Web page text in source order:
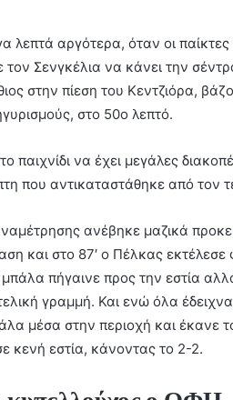
λεπτά αργότερα, όταν οι
τον Σενγκέλια να κάνει την
στην πίεση του Κεντζιόρα,
στο 50ο λεπτό.
παιχνίδι να έχει μεγάλες
που αντικαταστάθηκε από τον
ανέβηκε μαζικά
και στο 87′ ο Πέλκας
μπάλα πήγαινε προς την εστία
γραμμή. Και ενώ όλα
μέσα στην περιοχή και έκανε
κενή εστία, κάνοντας το 2-2.